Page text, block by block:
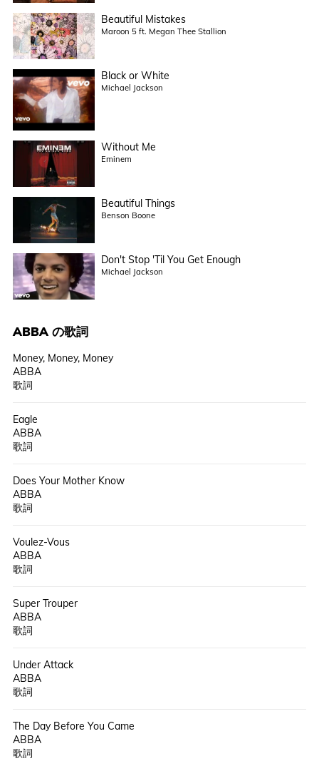
Beautiful Mistakes
Maroon 5 ft. Megan Thee Stallion
Black or White
Michael Jackson
Without Me
Eminem
Beautiful Things
Benson Boone
Don't Stop 'Til You Get Enough
Michael Jackson
ABBAの歌詞
Money, Money, Money
ABBA
歌詞
Eagle
ABBA
歌詞
Does Your Mother Know
ABBA
歌詞
Voulez-Vous
ABBA
歌詞
Super Trouper
ABBA
歌詞
Under Attack
ABBA
歌詞
The Day Before You Came
ABBA
歌詞